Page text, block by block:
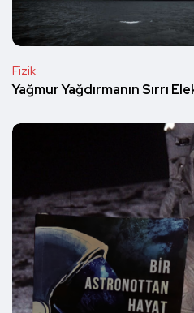
Fizik
Yağmur Yağdırmanın Sırrı